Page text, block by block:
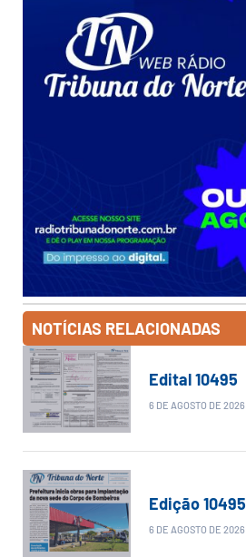
NOTÍCIAS RELACIONADAS
Edital 10495
6 DE AGOSTO DE 2026
Edição 10495
6 DE AGOSTO DE 2026